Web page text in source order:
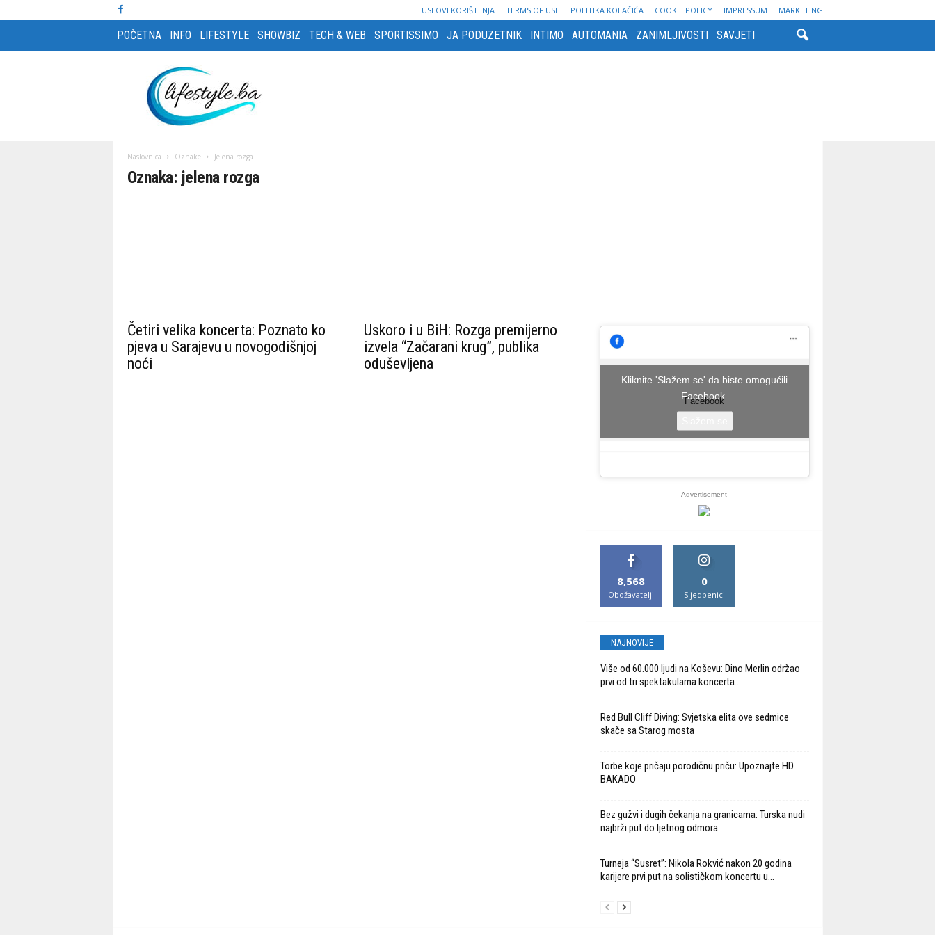
USLOVI KORIŠTENJA TERMS OF USE POLITIKA KOLAČIĆA COOKIE POLICY IMPRESSUM MARKETING
POČETNA INFO LIFESTYLE SHOWBIZ TECH & WEB SPORTISSIMO JA PODUZETNIK INTIMO AUTOMANIA ZANIMLJIVOSTI SAVJETI
Naslovnica Oznake Jelena rozga
Oznaka: jelena rozga
Četiri velika koncerta: Poznato ko
pjeva u Sarajevu u novogodišnjoj
noći
Uskoro i u BiH: Rozga premijerno
izvela “Začarani krug”, publika
oduševljena
Facebook
Kliknite 'Slažem se' da biste omogućili
Facebook
- Advertisement -
8,568
Obožavatelji
0
Sljedbenici
NAJNOVIJE
Više od 60.000 ljudi na Koševu: Dino Merlin održao
prvi od tri spektakularna koncerta...
Red Bull Cliff Diving: Svjetska elita ove sedmice
skače sa Starog mosta
Torbe koje pričaju porodičnu priču: Upoznajte HD
BAKADO
Bez gužvi i dugih čekanja na granicama: Turska nudi
najbrži put do ljetnog odmora
Turneja “Susret”: Nikola Rokvić nakon 20 godina
karijere prvi put na solističkom koncertu u...